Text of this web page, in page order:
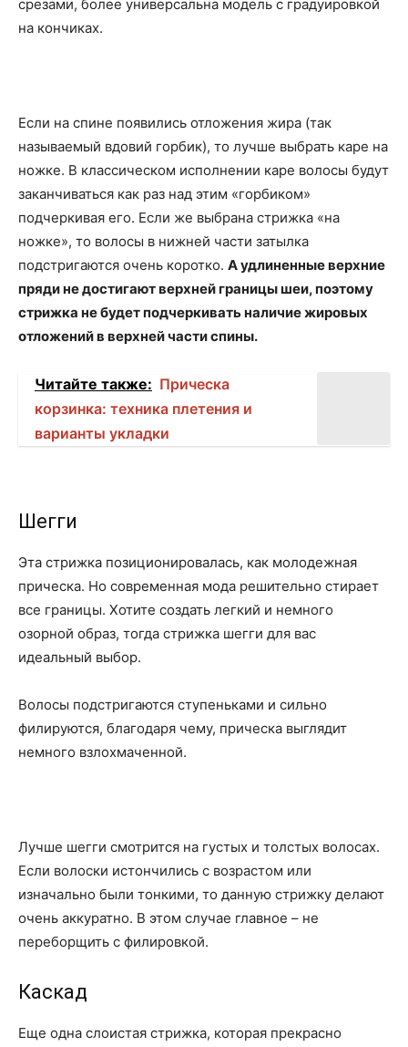
срезами, более универсальна модель с градуировкой
на кончиках.
Если на спине появились отложения жира (так
называемый вдовий горбик), то лучше выбрать каре на
ножке. В классическом исполнении каре волосы будут
заканчиваться как раз над этим «горбиком»
подчеркивая его. Если же выбрана стрижка «на
ножке», то волосы в нижней части затылка
подстригаются очень коротко. А удлиненные верхние
пряди не достигают верхней границы шеи, поэтому
стрижка не будет подчеркивать наличие жировых
отложений в верхней части спины.
Читайте также: Прическа
корзинка: техника плетения и
варианты укладки
Шегги
Эта стрижка позиционировалась, как молодежная
прическа. Но современная мода решительно стирает
все границы. Хотите создать легкий и немного
озорной образ, тогда стрижка шегги для вас
идеальный выбор.
Волосы подстригаются ступеньками и сильно
филируются, благодаря чему, прическа выглядит
немного взлохмаченной.
Лучше шегги смотрится на густых и толстых волосах.
Если волоски истончились с возрастом или
изначально были тонкими, то данную стрижку делают
очень аккуратно. В этом случае главное – не
переборщить с филировкой.
Каскад
Еще одна слоистая стрижка, которая прекрасно